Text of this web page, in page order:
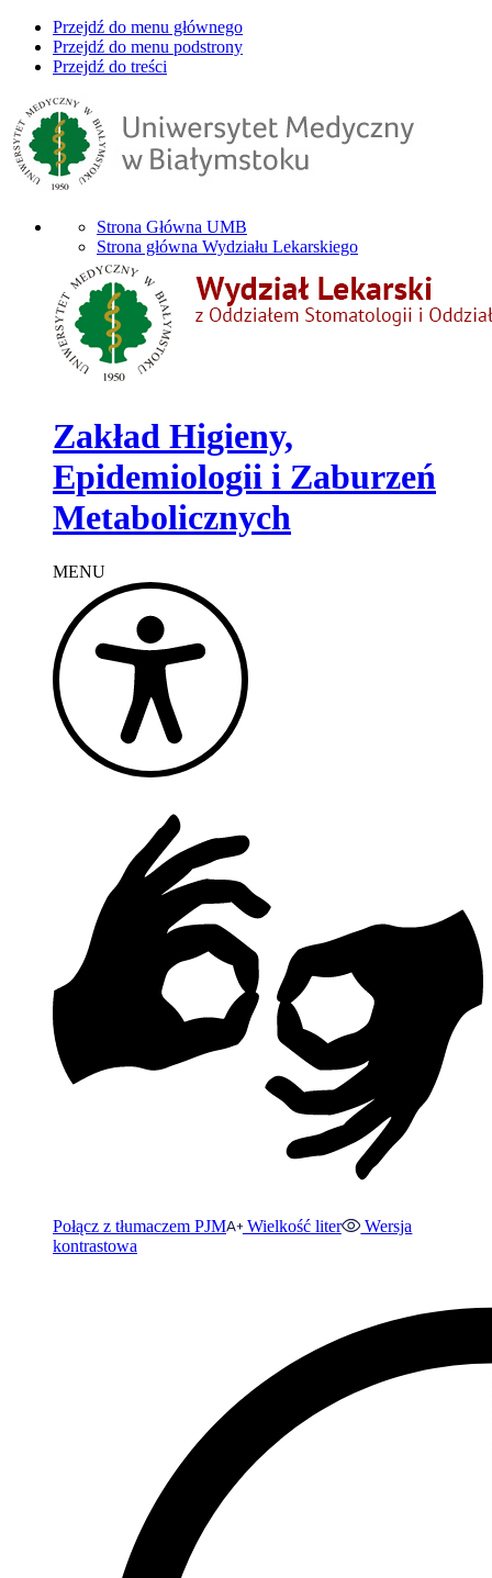
Przejdź do menu głównego
Przejdź do menu podstrony
Przejdź do treści
Strona Główna UMB
Strona główna Wydziału Lekarskiego
Zakład Higieny,
Epidemiologii i Zaburzeń
Metabolicznych
MENU
Połącz z tłumaczem PJM Wielkość liter
Wersja
kontrastowa